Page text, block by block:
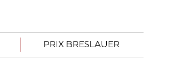
PRIX BRESLAUER